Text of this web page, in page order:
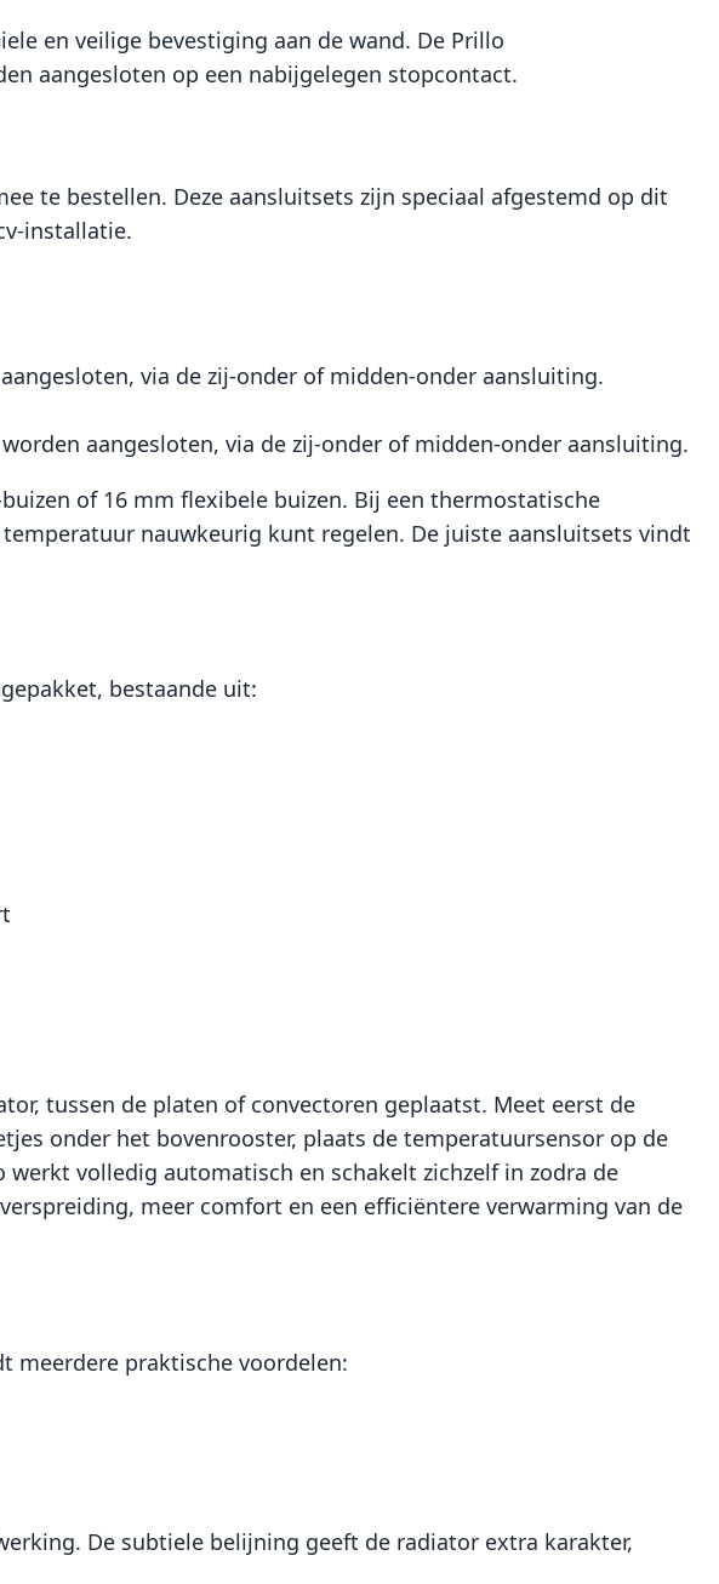
en veilige bevestiging aan de wand. De Prillo
aangesloten op een nabijgelegen stopcontact.
te bestellen. Deze aansluitsets zijn speciaal afgestemd op dit
installatie.
via de zij-onder of midden-onder aansluiting.
aangesloten, via de zij-onder of midden-onder aansluiting.
of 16 mm flexibele buizen. Bij een thermostatische
nauwkeurig kunt regelen. De juiste aansluitsets vindt
bestaande uit:
tussen de platen of convectoren geplaatst. Meet eerst de
onder het bovenrooster, plaats de temperatuursensor op de
volledig automatisch en schakelt zichzelf in zodra de
meer comfort en een efficiëntere verwarming van de
meerdere praktische voordelen:
De subtiele belijning geeft de radiator extra karakter,